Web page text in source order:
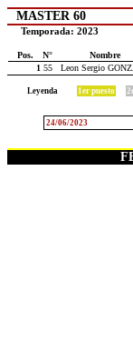
MASTER 60
Temporada: 2023
Pos. N° Nombre
1 55 Leon Sergio
Leyenda 1er puesto
24/06/2023